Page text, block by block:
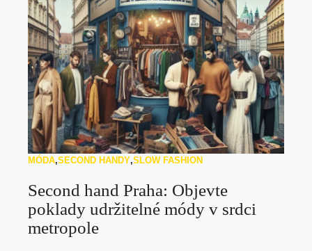
MÓDA,SECOND HANDY,SLOW FASHION
Second hand Praha: Objevte
poklady udržitelné módy v srdci
metropole